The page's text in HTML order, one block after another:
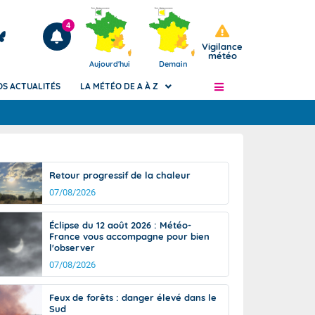
Articles
4
Aujourd'hui Demain
Vigilance
météo
de
Phénomènes dangereux de J+2 à J+7
Avertissement pluies intenses à l'échelle
des communes (Apic)
Bulletins Marine
Bulletins d'estimation du risque
d'avalanche
Météo des forêts
Vigicrues
ACTUALITÉS LA MÉTÉO DE A À Z
Retour progressif de la chaleur
07/08/2026
Éclipse du 12 août 2026 : Météo-
France vous accompagne pour bien
l'observer
07/08/2026
Feux de forêts : danger élevé dans le
Sud